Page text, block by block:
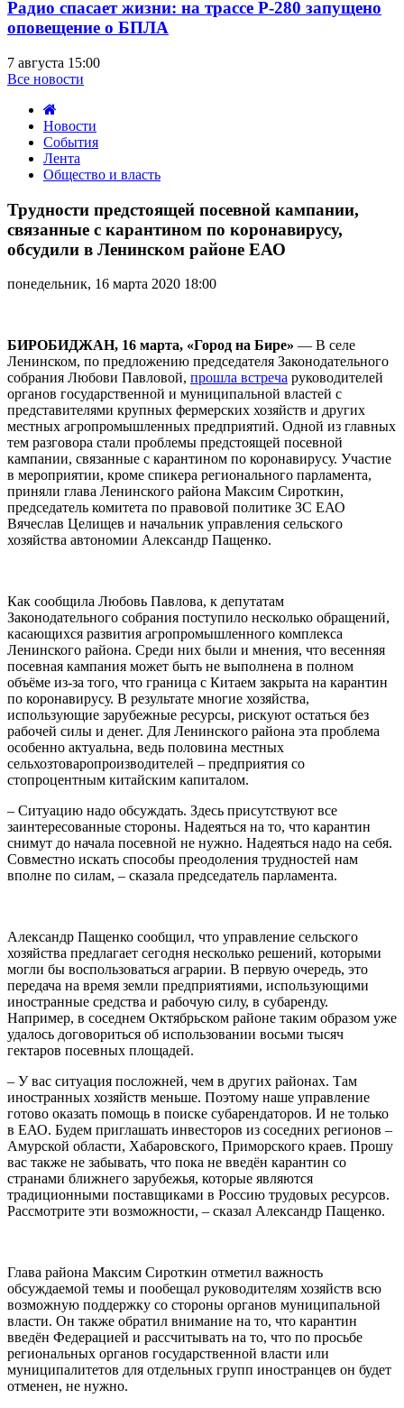
Радио спасает жизни: на трассе Р-280 запущено
оповещение о БПЛА
7 августа 15:00
Все новости
Новости
События
Лента
Общество и власть
предстоящей
посевной
кампании,
связанные
карантином
в
Ленинском
районе
ЕАО
Трудности предстоящей посевной кампании,
связанные с карантином по коронавирусу,
обсудили в Ленинском районе ЕАО
понедельник, 16 марта 2020 18:00
БИРОБИДЖАН, 16 марта, «Город на Бире» — В селе
Ленинском, по предложению председателя Законодательного
собрания Любови Павловой, прошла встреча руководителей
органов государственной и муниципальной властей с
представителями крупных фермерских хозяйств и других
местных агропромышленных предприятий. Одной из главных
тем разговора стали проблемы предстоящей посевной
кампании, связанные с карантином по коронавирусу. Участие
в мероприятии, кроме спикера регионального парламента,
приняли глава Ленинского района Максим Сироткин,
председатель комитета по правовой политике ЗС ЕАО
Вячеслав Целищев и начальник управления сельского
хозяйства автономии Александр Пащенко.
Как сообщила Любовь Павлова, к депутатам
Законодательного собрания поступило несколько обращений,
касающихся развития агропромышленного комплекса
Ленинского района. Среди них были и мнения, что весенняя
посевная кампания может быть не выполнена в полном
объёме из-за того, что граница с Китаем закрыта на карантин
по коронавирусу. В результате многие хозяйства,
использующие зарубежные ресурсы, рискуют остаться без
рабочей силы и денег. Для Ленинского района эта проблема
особенно актуальна, ведь половина местных
сельхозтоваропроизводителей – предприятия со
стопроцентным китайским капиталом.
– Ситуацию надо обсуждать. Здесь присутствуют все
заинтересованные стороны. Надеяться на то, что карантин
снимут до начала посевной не нужно. Надеяться надо на себя.
Совместно искать способы преодоления трудностей нам
вполне по силам, – сказала председатель парламента.
Александр Пащенко сообщил, что управление сельского
хозяйства предлагает сегодня несколько решений, которыми
могли бы воспользоваться аграрии. В первую очередь, это
передача на время земли предприятиями, использующими
иностранные средства и рабочую силу, в субаренду.
Например, в соседнем Октябрьском районе таким образом уже
удалось договориться об использовании восьми тысяч
гектаров посевных площадей.
– У вас ситуация посложней, чем в других районах. Там
иностранных хозяйств меньше. Поэтому наше управление
готово оказать помощь в поиске субарендаторов. И не только
в ЕАО. Будем приглашать инвесторов из соседних регионов –
Амурской области, Хабаровского, Приморского краев. Прошу
вас также не забывать, что пока не введён карантин со
странами ближнего зарубежья, которые являются
традиционными поставщиками в Россию трудовых ресурсов.
Рассмотрите эти возможности, – сказал Александр Пащенко.
Глава района Максим Сироткин отметил важность
обсуждаемой темы и пообещал руководителям хозяйств всю
возможную поддержку со стороны органов муниципальной
власти. Он также обратил внимание на то, что карантин
введён Федерацией и рассчитывать на то, что по просьбе
региональных органов государственной власти или
муниципалитетов для отдельных групп иностранцев он будет
отменен, не нужно.